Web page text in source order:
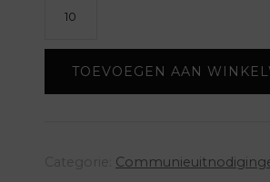
Jerom
TOEVOEGEN AAN